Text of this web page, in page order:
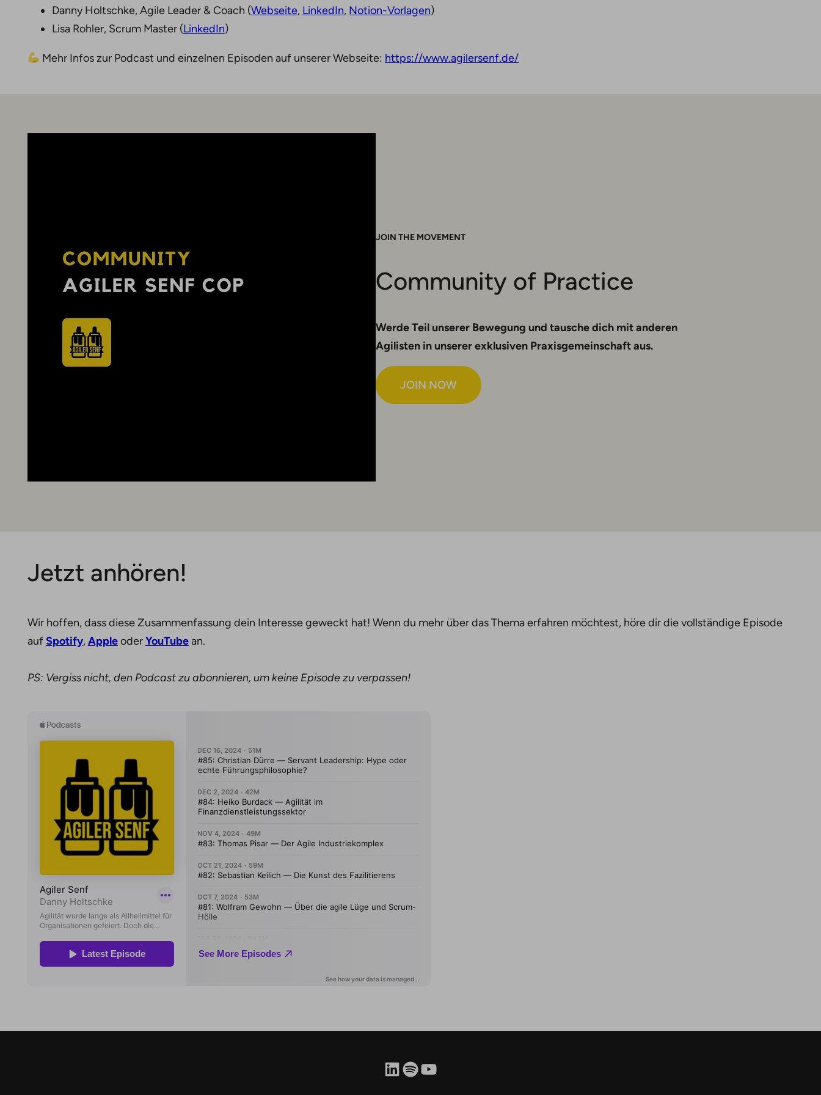
Danny Holtschke, Agile Leader & Coach (Webseite, LinkedIn, Notion-Vorlagen)
Lisa Rohler, Scrum Master (LinkedIn)
Mehr Infos zur Podcast und einzelnen Episoden auf unserer Webseite: https://www.agilersenf.de/
JOIN THE MOVEMENT
Community of Practice
Werde Teil unserer Bewegung und tausche dich mit anderen
Agilisten in unserer exklusiven Praxisgemeinschaft aus.
JOIN NOW
Jetzt anhören!
Wir hoffen, dass diese Zusammenfassung dein Interesse geweckt hat! Wenn du mehr über das Thema erfahren möchtest, höre dir die vollständige Episode
auf Spotify,AppleoderYouTubean.
PS: Vergiss nicht, den Podcast zu abonnieren, um keine Episode zu verpassen!
LinkedIn
SpotifyYouTube